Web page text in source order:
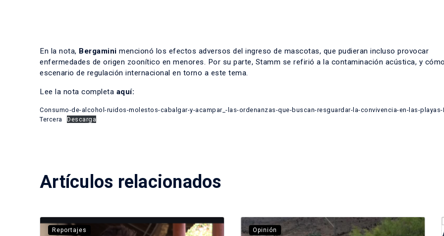
En la nota, Bergamini mencionó los efectos adversos del ingreso de mascotas, que pudieran incluso provocar
enfermedades de origen zoonítico en menores. Por su parte, Stamm se refirió a la contaminación acústica, y
escenario de regulación internacional en torno a este tema.
Lee la nota completa aquí:
Consumo-de-alcohol-ruidos-molestos-cabalgar-y-acampar_-las-ordenanzas-que-buscan-resguardar-la-convivencia-en-las-playas-
Tercera
Descarga
Artículos relacionados
Reportajes Opinión